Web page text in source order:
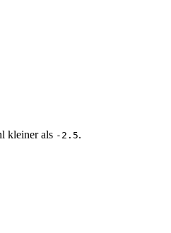
kleiner als -2.5.